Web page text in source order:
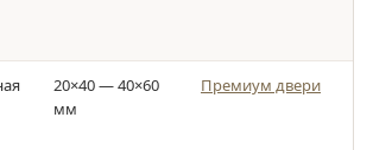
20×40 — 40×60
мм
Премиум двери